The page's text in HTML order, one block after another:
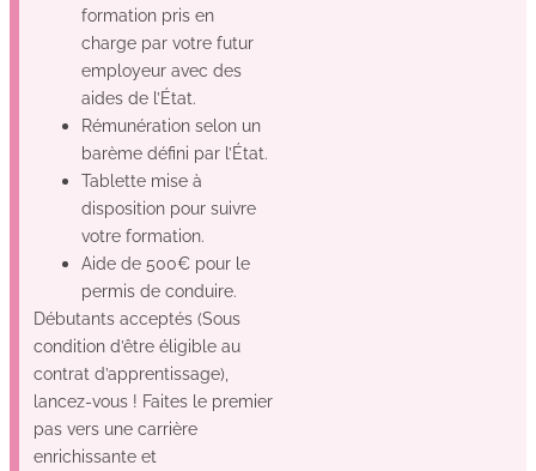
formation pris en
charge par votre futur
employeur avec des
aides de l’État.
Rémunération selon un
barème défini par l’État.
Tablette mise à
disposition pour suivre
votre formation.
Aide de 500€ pour le
permis de conduire.
Débutants acceptés (Sous
condition d’être éligible au
contrat d’apprentissage),
lancez-vous ! Faites le premier
pas vers une carrière
enrichissante et